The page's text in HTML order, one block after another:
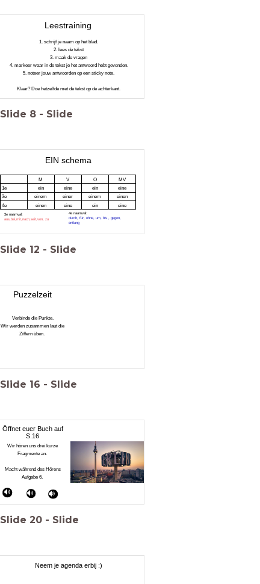
Leestraining
1. schrijf je naam op het blad.
2. lees de tekst
3. maak de vragen
4. markeer waar in de tekst je het antwoord hebt gevonden.
5. noteer jouw antwoorden op een sticky note.
Klaar? Doe hetzelfde met de tekst op de achterkant.
Slide 8 - Slide
EIN schema
M V O
MV
1e
ein eine ein
eine
3e
einem einer einem
einen
4e
einen eine ein eine
4e naamval:
durch, für, ohne, um, bis , gegen,
entlang
3e naamval:
aus,bei,mit,nach,seit,von, zu
Slide 12 - Slide
Puzzelzeit
Verbinde die Punkte.
Wir werden zusammen laut die
Ziffern üben.
Slide 16 - Slide
Öffnet euer Buch auf
S.16
Wir hören uns drei kurze
Fragmente an.
Macht während des Hörens
Aufgabe 6.
Slide 20 - Slide
Neem je agenda erbij :)